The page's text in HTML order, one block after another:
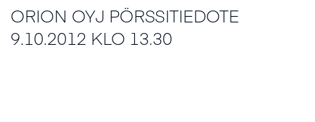
ORION OYJ PÖRSSITIEDOTE
9.10.2012 KLO 13.30